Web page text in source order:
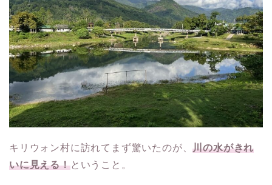
キリウォン村に訪れてまず驚いたのが、川の水がきれ
いに見える！ということ。